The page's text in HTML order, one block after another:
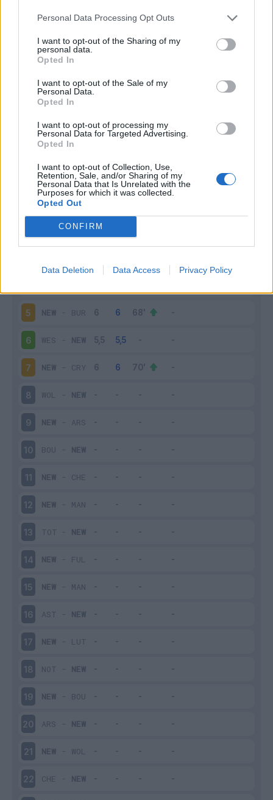
Personal Data Processing Opt Outs
I want to opt-out of the Sharing of my
personal data.
Opted In
I want to opt-out of the Sale of my
Personal Data.
Opted In
I want to opt-out of processing my
Personal Data for Targeted Advertising.
Opted In
I want to opt-out of Collection, Use,
Retention, Sale, and/or Sharing of my
Personal Data that Is Unrelated with the
Purposes for which it was collected.
Opted Out
CONFIRM
Data Deletion Data Access Privacy Policy
Infortunato 0 - 0%
Inutilizzato
Scarica riepilogo
stagionale
Giornata Voto FV Entrato Uscito Bonus/Malus
NEW-LIV
-NEW
5 NEW - BUR
6 WES - NEW
7 NEW - CRY
8 WOL - NEW
9 NEW - ARS
10 BOU - NEW
11 NEW - CHE
12 NEW - MAN
13 TOT - NEW
14 NEW - FUL
15 NEW - MAN
16 AST - NEW
17 NEW - LUT
18 NOT - NEW
19 NEW - BOU
20 ARS - NEW
21 NEW - WOL
22 CHE - NEW